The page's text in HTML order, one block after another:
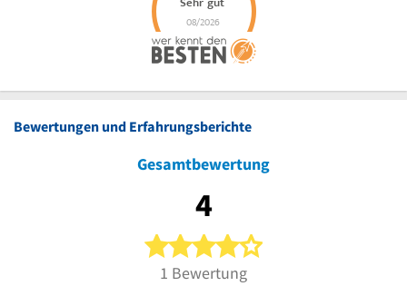
Bewertungen und Erfahrungsberichte
Gesamtbewertung
4
4 von 5 Sternen
1 Bewertung